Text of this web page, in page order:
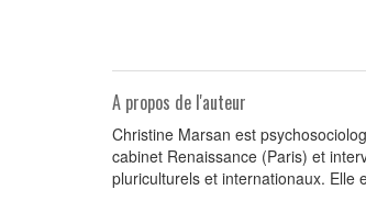
A propos de l'auteur
Christine Marsan est
cabinet Renaissance (Paris) et
pluriculturels et internationaux. Elle